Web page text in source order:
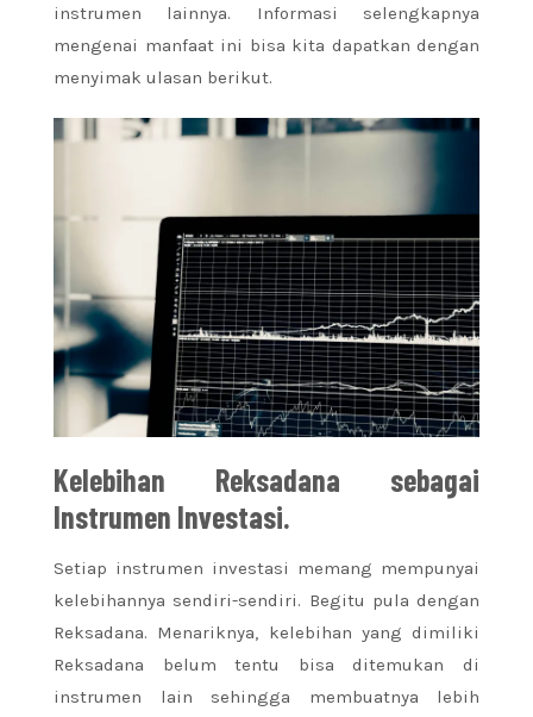
instrumen lainnya. Informasi selengkapnya
mengenai manfaat ini bisa kita dapatkan dengan
menyimak ulasan berikut.
Kelebihan Reksadana sebagai
Instrumen Investasi.
Setiap instrumen investasi memang mempunyai
kelebihannya sendiri-sendiri. Begitu pula dengan
Reksadana. Menariknya, kelebihan yang dimiliki
Reksadana belum tentu bisa ditemukan di
instrumen lain sehingga membuatnya lebih